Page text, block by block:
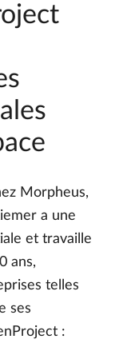
Morpheus,
a une
et travaille
ans,
telles
ses
: